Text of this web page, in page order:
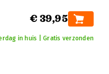
€ 39,95
in huis | Gratis verzonden